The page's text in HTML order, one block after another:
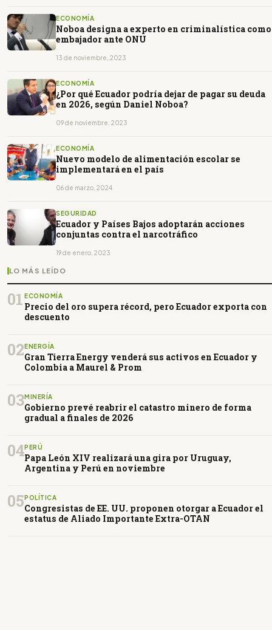
ECONOMÍA
Noboa designa a experto en criminalística como
embajador ante ONU
13 de noviembre, 2023
ECONOMÍA
¿Por qué Ecuador podría dejar de pagar su deuda
en 2026, según Daniel Noboa?
09 de noviembre, 2023
ECONOMÍA
Nuevo modelo de alimentación escolar se
implementará en el país
06 de marzo, 2024
SEGURIDAD
Ecuador y Países Bajos adoptarán acciones
conjuntas contra el narcotráfico
19 de enero, 2023
LO MÁS LEÍDO
01 ECONOMÍA
Precio del oro supera récord, pero Ecuador exporta con
descuento
02ENERGÍA
Gran Tierra Energy venderá sus activos en Ecuador y
Colombia a Maurel & Prom
03MINERÍA
Gobierno prevé reabrir el catastro minero de forma
gradual a finales de 2026
04PERÚ
Papa León XIV realizará una gira por Uruguay,
Argentina y Perú en noviembre
05POLÍTICA
Congresistas de EE. UU. proponen otorgar a Ecuador el
estatus de Aliado Importante Extra-OTAN